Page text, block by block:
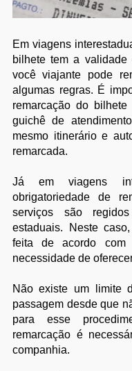
Em viagens
bilhete tem a
você viajante pode
algumas regras. É
remarcação do
guichê de
mesmo itinerário e
remarcada.
Já em viagens
obrigatoriedade de
serviços são
estaduais. Neste
feita de acordo com
necessidade de
Não existe um limite
passagem desde que
para esse
remarcação é
companhia.